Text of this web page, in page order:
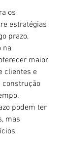
os
estratégias
prazo,
na
maior
clientes e
construção
podem ter
mas